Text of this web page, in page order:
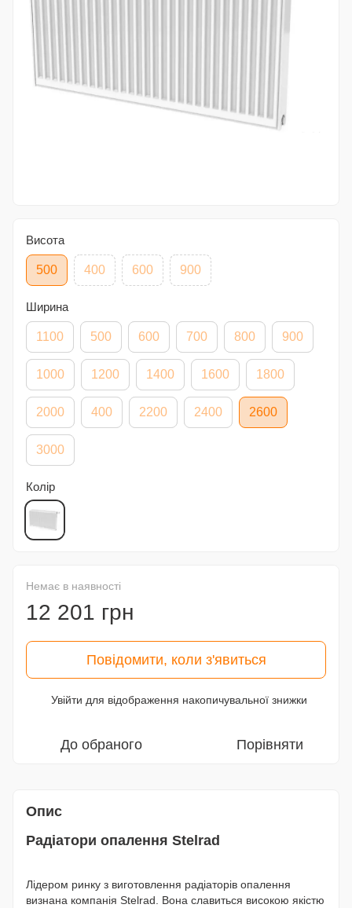
Висота
500 400 600 900
Ширина
1100 500 600 700 800 900
1000 1200 1400 1600 1800
2000 400 2200 2400 2600
3000
Колір
Немає в наявності
12 201 грн
Повідомити, коли з'явиться
Увійти для відображення накопичувальної знижки
До обраного Порівняти
Опис
Радіатори опалення Stelrad
Лідером ринку з виготовлення радіаторів опалення
визнана компанія Stelrad. Вона славиться високою якістю